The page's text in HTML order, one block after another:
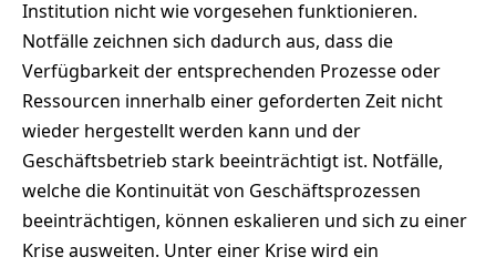
Institution nicht wie vorgesehen funktionieren.
Notfälle zeichnen sich dadurch aus, dass die
Verfügbarkeit der entsprechenden Prozesse oder
Ressourcen innerhalb einer geforderten Zeit nicht
wieder hergestellt werden kann und der
Geschäftsbetrieb stark beeinträchtigt ist. Notfälle,
welche die Kontinuität von Geschäftsprozessen
beeinträchtigen, können eskalieren und sich zu einer
Krise ausweiten. Unter einer Krise wird ein